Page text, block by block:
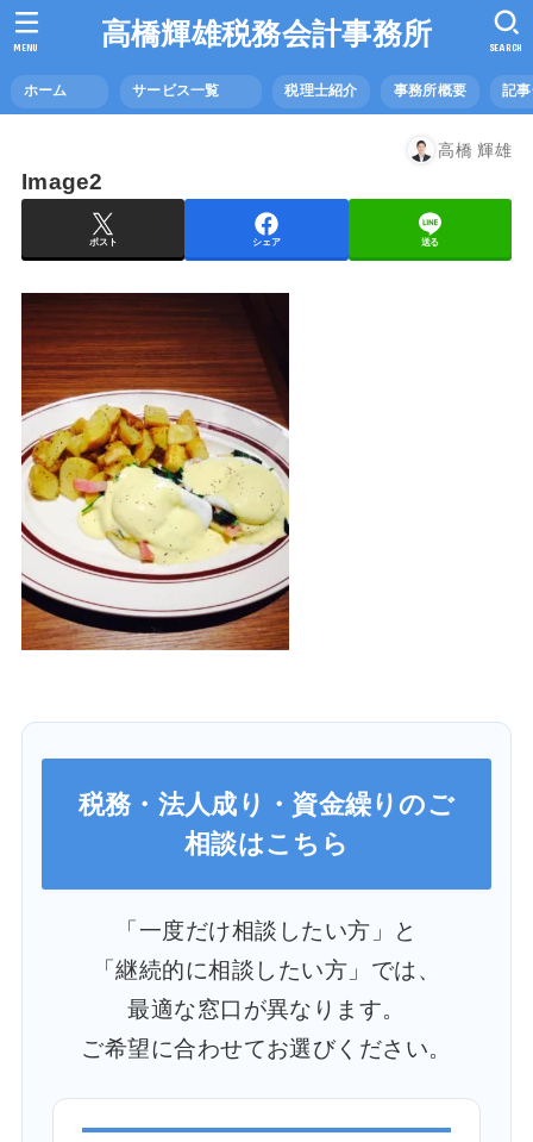
高橋輝雄税務会計事務所
ホーム サービス一覧 税理士紹介 事務所概要 記
SEARCH
MENU
高橋 輝雄
Image2
ポスト シェア 送る
税務・法人成り・資金繰りのご
相談はこちら
「一度だけ相談したい方」と
「継続的に相談したい方」では、
最適な窓口が異なります。
ご希望に合わせてお選びください。